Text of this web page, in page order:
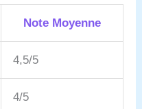
Note Moyenne
4,5/5
4/5